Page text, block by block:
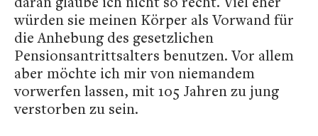
würden sie meinen Körper als Vorwand für
die Anhebung des gesetzlichen
Pensionsantrittsalters benutzen. Vor allem
aber möchte ich mir von niemandem
vorwerfen lassen, mit 105 Jahren zu jung
verstorben zu sein.